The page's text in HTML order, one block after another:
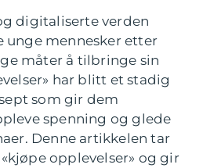
digitaliserte verden
unge mennesker etter
måter å tilbringe sin
har blitt et stadig
som gir dem
spenning og glede
Denne artikkelen tar
opplevelser» og gir